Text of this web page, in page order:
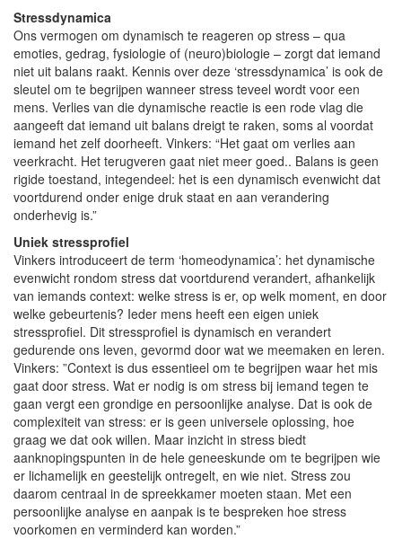
Stressdynamica
Ons vermogen om dynamisch te reageren op stress – qua
emoties, gedrag, fysiologie of (neuro)biologie – zorgt dat iemand
niet uit balans raakt. Kennis over deze ‘stressdynamica’ is ook de
sleutel om te begrijpen wanneer stress teveel wordt voor een
mens. Verlies van die dynamische reactie is een rode vlag die
aangeeft dat iemand uit balans dreigt te raken, soms al voordat
iemand het zelf doorheeft. Vinkers: “Het gaat om verlies aan
veerkracht. Het terugveren gaat niet meer goed.. Balans is geen
rigide toestand, integendeel: het is een dynamisch evenwicht dat
voortdurend onder enige druk staat en aan verandering
onderhevig is.”
Uniek stressprofiel
Vinkers introduceert de term ‘homeodynamica’: het dynamische
evenwicht rondom stress dat voortdurend verandert, afhankelijk
van iemands context: welke stress is er, op welk moment, en door
welke gebeurtenis? Ieder mens heeft een eigen uniek
stressprofiel. Dit stressprofiel is dynamisch en verandert
gedurende ons leven, gevormd door wat we meemaken en leren.
Vinkers: ”Context is dus essentieel om te begrijpen waar het mis
gaat door stress. Wat er nodig is om stress bij iemand tegen te
gaan vergt een grondige en persoonlijke analyse. Dat is ook de
complexiteit van stress: er is geen universele oplossing, hoe
graag we dat ook willen. Maar inzicht in stress biedt
aanknopingspunten in de hele geneeskunde om te begrijpen wie
er lichamelijk en geestelijk ontregelt, en wie niet. Stress zou
daarom centraal in de spreekkamer moeten staan. Met een
persoonlijke analyse en aanpak is te bespreken hoe stress
voorkomen en verminderd kan worden.”